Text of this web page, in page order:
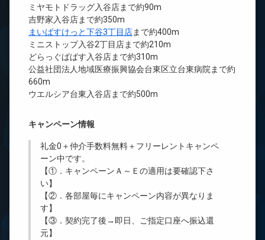
ミヤモトドラッグ入谷店まで約90m
吉野家入谷店まで約350m
まいばすけっと下谷3丁目店まで約400m
ミニストップ入谷2丁目店まで約210m
どらっぐぱぱす入谷店まで約310m
公益社団法人地域医療振興協会台東区立台東病院まで約
660m
ウエルシア台東入谷店まで約500m
キャンペーン情報
礼金0 ＋仲介手数料無料＋ フリーレント キャンペ
ーン中です。
【①．キャンペーンＡ～Ｅの適用は要確認下さ
い】
【②．各部屋毎にキャンペーン内容が異なりま
す】
【③．契約完了後→即日、ご指定口座へ振込還
元】